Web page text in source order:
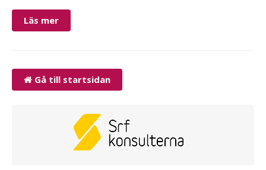
Läs mer
Gå till startsidan